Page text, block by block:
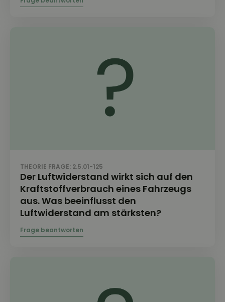
THEORIE FRAGE: 2.5.01-125
Der Luftwiderstand wirkt sich auf den
Kraftstoffverbrauch eines Fahrzeugs
aus. Was beeinflusst den
Luftwiderstand am stärksten?